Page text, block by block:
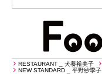
RESTAURANT _ 犬養裕美子
NEW STANDARD _ 平野紗季子